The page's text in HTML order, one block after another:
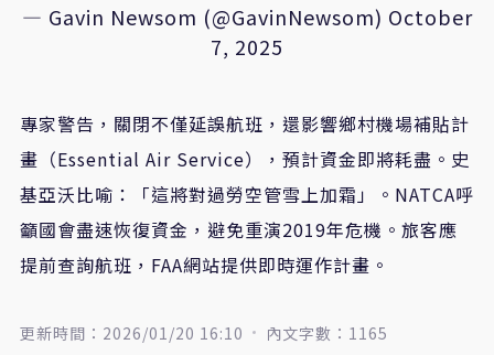
— Gavin Newsom (@GavinNewsom) October
7, 2025
專家警告，關閉不僅延誤航班，還影響鄉村機場補貼計
畫（Essential Air Service），預計資金即將耗盡。史
基亞沃比喻：「這將對過勞空管雪上加霜」。NATCA呼
籲國會盡速恢復資金，避免重演2019年危機。旅客應
提前查詢航班，FAA網站提供即時運作計畫。
更新時間：2026/01/20 16:10 內文字數：1165